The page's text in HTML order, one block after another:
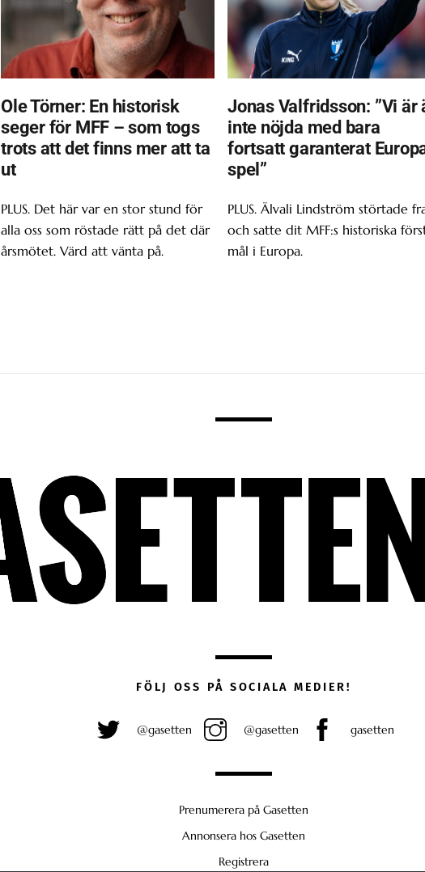
Ole Törner: En historisk
seger för MFF – som togs
trots att det finns mer att ta
ut
PLUS. Det här var en stor stund för
alla oss som röstade rätt på det där
årsmötet. Värd att vänta på.
Jonas Valfridsson: ”Vi är
inte nöjda med bara
fortsatt garanterat
spel”
PLUS. Älvali Lindström störtade
och satte dit MFF:s historiska
mål i Europa.
FÖLJ OSS PÅ SOCIALA MEDIER!
@gasetten @gasetten gasetten
Prenumerera på Gasetten
Annonsera hos Gasetten
Registrera